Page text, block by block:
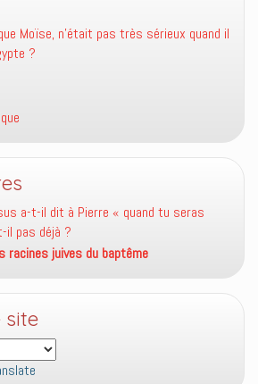
Moïse, n’était pas très sérieux quand il
?
a-t-il dit à Pierre « quand tu seras
il pas déjà ?
racines juives du baptême
site